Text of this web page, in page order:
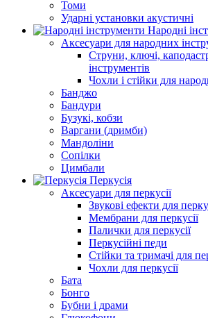
Томи
Ударні установки акустичні
Народні
Аксесуари для народних
Струни, ключі,
інструментів
Чохли і стійки для
Банджо
Бандури
Бузукі, кобзи
Варгани (дримби)
Мандоліни
Сопілки
Цимбали
Перкусія
Аксесуари для перкусії
Звукові ефекти для
Мембрани для перкусії
Палички для перкусії
Перкусійні педи
Стійки та тримачі для
Чохли для перкусії
Бата
Бонго
Бубни і драми